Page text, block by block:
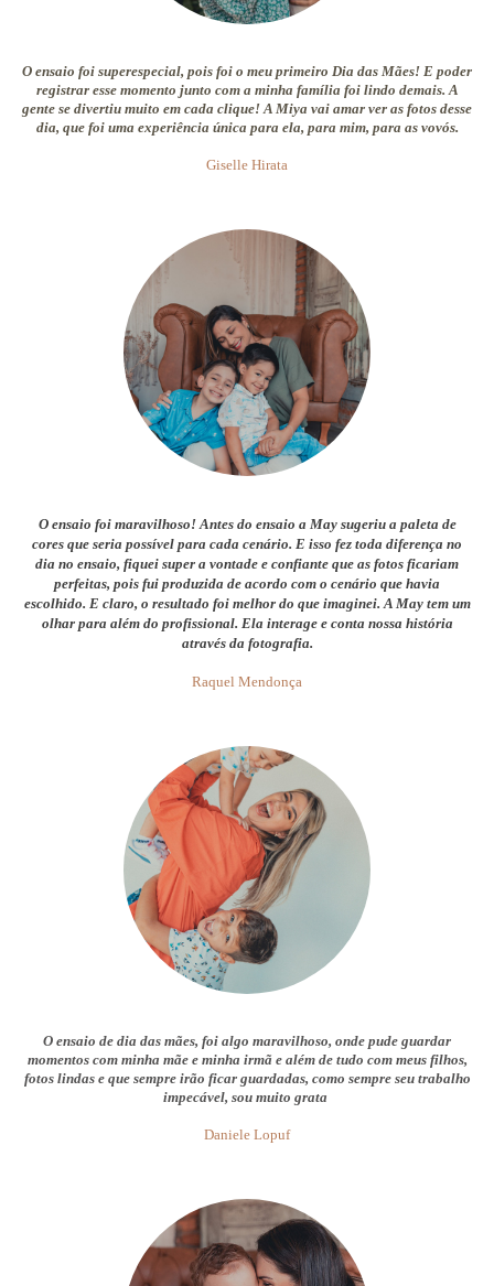
O ensaio foi superespecial, pois foi o meu primeiro Dia das Mães! E poder
registrar esse momento junto com a minha família foi lindo demais. A
gente se divertiu muito em cada clique! A Miya vai amar ver as fotos desse
dia, que foi uma experiência única para ela, para mim, para as vovós.
Giselle Hirata
O ensaio foi maravilhoso! Antes do ensaio a May sugeriu a paleta de
cores que seria possível para cada cenário. E isso fez toda diferença no
dia no ensaio, fiquei super a vontade e confiante que as fotos ficariam
perfeitas, pois fui produzida de acordo com o cenário que havia
escolhido. E claro, o resultado foi melhor do que imaginei. A May tem um
olhar para além do profissional. Ela interage e conta nossa história
através da fotografia.
Raquel Mendonça
O ensaio de dia das mães, foi algo maravilhoso, onde pude guardar
momentos com minha mãe e minha irmã e além de tudo com meus filhos,
fotos lindas e que sempre irão ficar guardadas, como sempre seu trabalho
impecável, sou muito grata
Daniele Lopuf